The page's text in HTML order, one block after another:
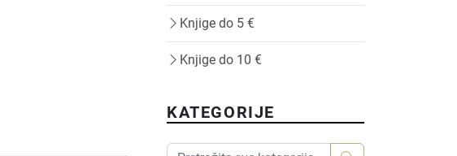
Knjige do 5 €
Knjige do 10 €
KATEGORIJE